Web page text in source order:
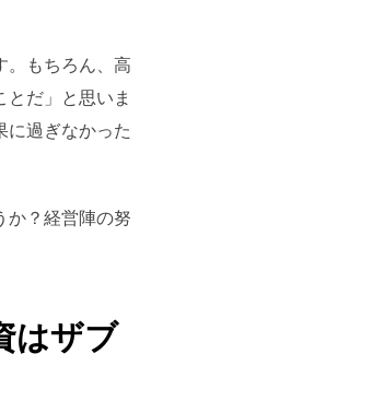
。もちろん、高
だ」と思いま
に過ぎなかった
か？経営陣の努
はザブ